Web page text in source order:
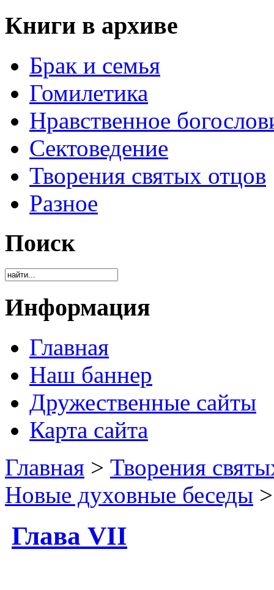
Книги в архиве
Брак и семья
Гомилетика
Нравственное
Сектоведение
Творения святых отцов
Разное
Поиск
Информация
Главная
Наш баннер
Дружественные сайты
Карта сайта
Главная > Творения
Новые духовные беседы
Глава VII